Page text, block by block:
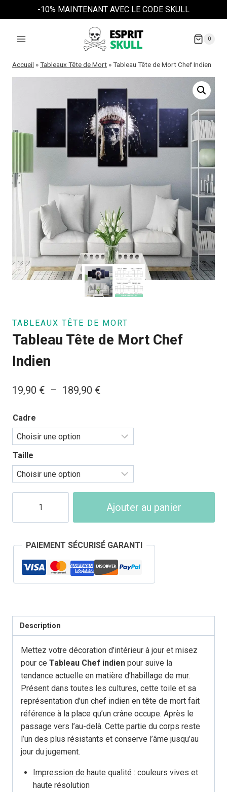
au
-10% MAINTENANT AVEC LE CODE SKULL
0
Accueil »Tableaux Tête de Mort »Tableau Tête de Mort Chef Indien
TABLEAUX TÊTE DE MORT
Tableau Tête de Mort Chef
Indien
19,90 € – 189,90 €
19,90 €
189,90 €
Cadre
Taille
Tableau
de
Mort
Chef
Indien
Ajouter au panier
PAIEMENT SÉCURISÉ GARANTI
Description
Mettez votre décoration d’intérieur à jour et misez
pour ce Tableau Chef indien pour suive la
tendance actuelle en matière d’habillage de mur.
Présent dans toutes les cultures, cette toile et sa
représentation d’un chef indien en tête de mort fait
référence à la place qu’un crâne occupe. Après le
passage vers l’au-delà. Cette partie du corps reste
l’un des plus résistants et conserve l’âme jusqu’au
jour du jugement.
Impression de haute qualité : couleurs vives et
haute résolution